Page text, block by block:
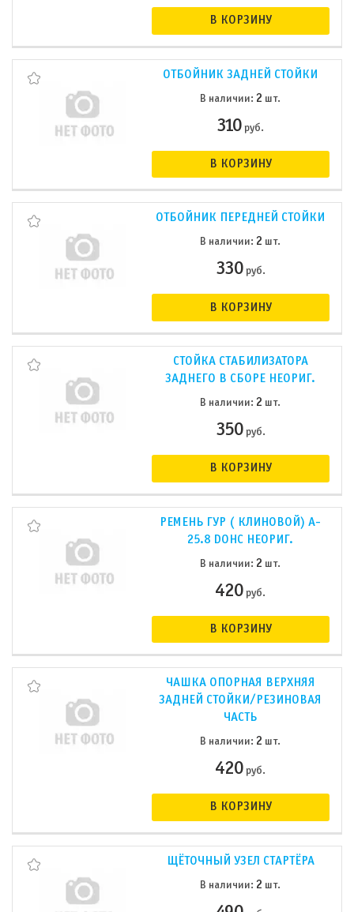
В КОРЗИНУ
ОТБОЙНИК ЗАДНЕЙ СТОЙКИ
В наличии:2 шт.
310 руб.
В КОРЗИНУ
ОТБОЙНИК ПЕРЕДНЕЙ СТОЙКИ
В наличии: 2 шт.
330руб.
В КОРЗИНУ
СТОЙКА СТАБИЛИЗАТОРА
ЗАДНЕГО В СБОРЕ НЕОРИГ.
В наличии:2 шт.
350руб.
В КОРЗИНУ
РЕМЕНЬ ГУР ( КЛИНОВОЙ) A-
25.8 DOHC НЕОРИГ.
В наличии:2 шт.
420 руб.
В КОРЗИНУ
ЧАШКА ОПОРНАЯ ВЕРХНЯЯ
ЗАДНЕЙ СТОЙКИ/РЕЗИНОВАЯ
ЧАСТЬ
В наличии: 2 шт.
420 руб.
В КОРЗИНУ
ЩЁТОЧНЫЙ УЗЕЛ СТАРТЁРА
В наличии:2 шт.